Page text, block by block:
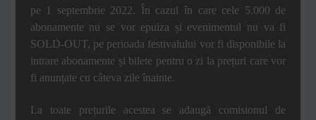
pe 1 septembrie 2022. În cazul în care cele 5.000 de
abonamente nu se vor epuiza și evenimentul nu va fi
SOLD-OUT, pe perioada festivalului vor fi disponibile la
intrare abonamente și bilete pentru o zi la prețuri care vor
fi anunțate cu câteva zile înainte.
La toate prețurile acestea se adaugă comisionul de